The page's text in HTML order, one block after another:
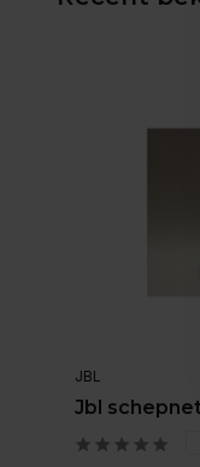
JBL
Jbl